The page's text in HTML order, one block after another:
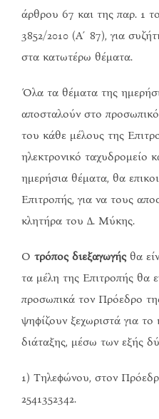
άρθρου 67 και της παρ. 1
3852/2010 (Α΄87), για
στα κατωτέρω θέματα.
Όλα τα θέματα της
αποσταλούν στο
του κάθε μέλους της
ηλεκτρονικό ταχυδρομείο
ημερήσια θέματα, θα
Επιτροπής, για να τους
κλητήρα του Δ. Μύκης.
Ο τρόπος διεξαγωγής θα
τα μέλη της Επιτροπής θα
προσωπικά τον Πρόεδρο
ψηφίζουν ξεχωριστά για
διάταξης, μέσω των εξής
1) Τηλεφώνου, στον
2541352342.